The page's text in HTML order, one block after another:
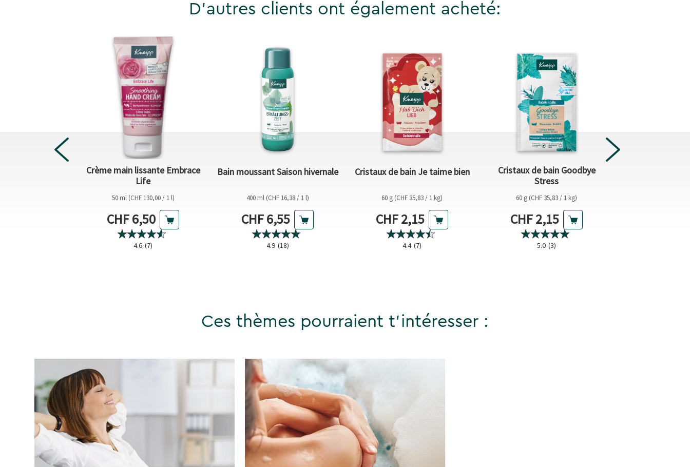
D'autres clients ont également acheté:
Crème main lissante Embrace
Life
50 ml (CHF 130,00 / 1 l)
Prix actuel
CHF 6,50
4.6 (7)
Bain moussant Saison hivernale
400 ml (CHF 16,38 / 1 l)
Prix actuel
CHF 6,55
4.9 (18)
Cristaux de bain Je taime bien
60 g (CHF 35,83 / 1 kg)
Prix actuel
CHF 2,15
4.4 (7)
Cristaux de bain Goodbye
Stress
60 g (CHF 35,83 / 1 kg)
Prix actuel
CHF 2,15
5.0 (3)
Ces thèmes pourraient t'intéresser :